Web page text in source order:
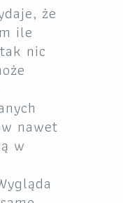
że
ile
nic
nawet
w